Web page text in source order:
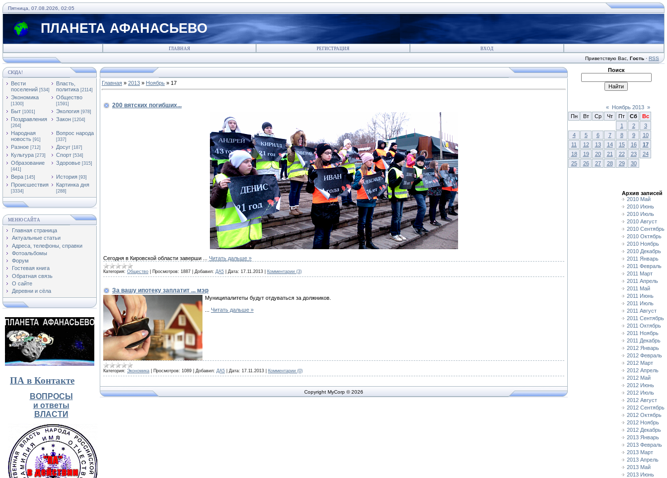
Пятница, 07.08.2026, 02:05
ПЛАНЕТА АФАНАСЬЕВО
ГЛАВНАЯ РЕГИСТРАЦИЯ ВХОД
Приветствую Вас Гость · RSS
СЮДА!
Вести
поселений [534]
Власть,
политика [2114]
Экономика
[1300]
Общество
[1591]
Быт [1001] Экология [978]
Поздравления
[264]
Закон [1204]
Народная
новость [91]
Вопрос народа
[337]
Разное [712] Досуг [187]
Культура [273] Спорт [534]
Образование
[441]
Здоровье [315]
Вера [145] История [93]
Происшествия
[3334]
Картинка дня
[288]
МЕНЮ САЙТА
Главная страница
Актуальные статьи
Адреса, телефоны, справки
Фотоальбомы
Форум
Гостевая книга
Обратная связь
О сайте
Деревни и сёла
ПА в Контакте
ВОПРОСЫ
и ответы
ВЛАСТИ
Главная » 2013 » Ноябрь » 17
200 вятских погибших...
Сегодня в Кировской области заверши Читать дальше »
Категория: Общество Просмотров: 1887 Добавил: ДА5 Дата: 17.11.2013 Комментарии (3)
За вашу ипотеку заплатит ... мэр
Муниципалитеты будут отдуваться за должников.
Читать дальше »
Категория: Экономика Просмотров: 1089 Добавил: ДА5 Дата: 17.11.2013 Комментарии (0)
Copyright MyCorp © 2026
Поиск
« Ноябрь 2013 »
Пн
Вт Ср Чт Пт Сб
Вс
1
2
3
4
5 6 7 8 9
10
11
12 13 14 15 16
17
18
19 20 21 22 23
24
25
26 27 28 29 30
Архив записей
2010 Май
2010 Июнь
2010 Июль
2010 Август
2010 Сентябрь
2010 Октябрь
2010 Ноябрь
2010 Декабрь
2011 Январь
2011 Февраль
2011 Март
2011 Апрель
2011 Май
2011 Июнь
2011 Июль
2011 Август
2011 Сентябрь
2011 Октябрь
2011 Ноябрь
2011 Декабрь
2012 Январь
2012 Февраль
2012 Март
2012 Апрель
2012 Май
2012 Июнь
2012 Июль
2012 Август
2012 Сентябрь
2012 Октябрь
2012 Ноябрь
2012 Декабрь
2013 Январь
2013 Февраль
2013 Март
2013 Апрель
2013 Май
2013 Июнь